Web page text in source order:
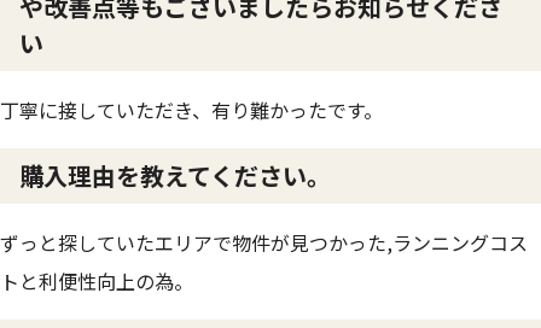
い
丁寧に接していただき、有り難かったです。
購入理由を教えてください。
ずっと探していたエリアで物件が見つかった,ランニングコス
トと利便性向上の為。